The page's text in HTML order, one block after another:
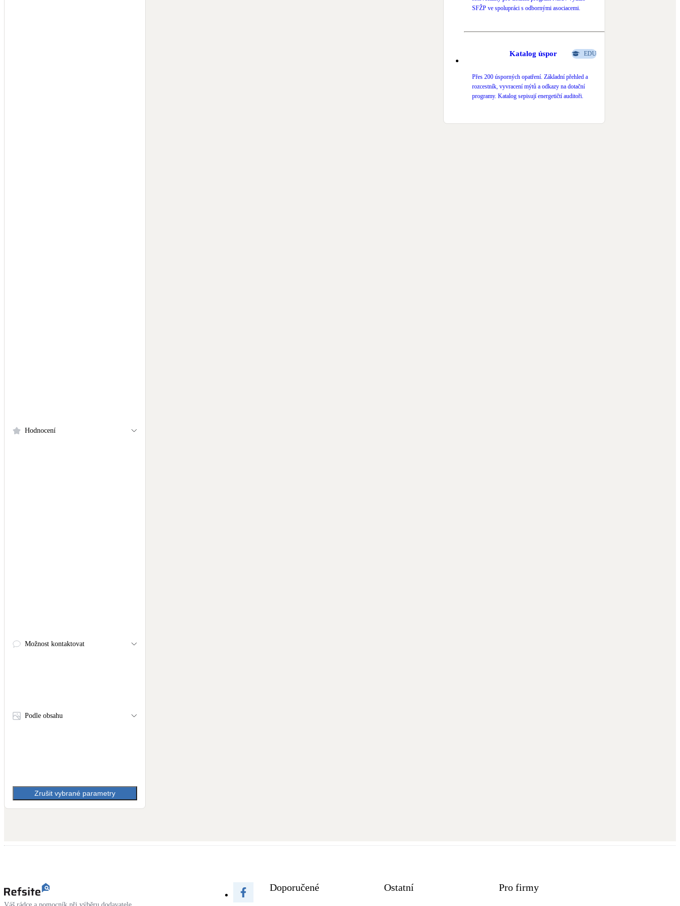
Hodnocení
Možnost kontaktovat
Podle obsahu
Zrušit vybrané parametry
SFŽP ve spolupráci s odbornými asociacemi.
Katalog úspor EDU
Přes 200 úsporných opatření. Základní přehled a
rozcestník, vyvracení mýtů a odkazy na dotační
programy. Katalog sepisují energetičtí auditoři.
Doporučené Ostatní Pro firmy